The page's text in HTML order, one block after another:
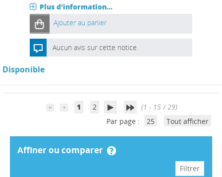
Plus d'information...
Ajouter au panier
Aucun avis sur cette notice.
Disponible
1 2
(1 - 15 / 29)
Par page :
25 Tout afficher
affiner ou comparer